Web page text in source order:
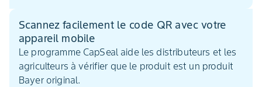
Scannez facilement le code QR avec votre
appareil mobile
Le programme CapSeal aide les distributeurs et les
agriculteurs à vérifier que le produit est un produit
Bayer original.